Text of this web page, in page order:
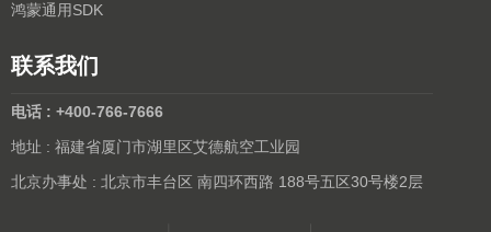
鸿蒙通用SDK
联系我们
电话 : +400-766-7666
地址 : 福建省厦门市湖里区艾德航空工业园
北京办事处 : 北京市丰台区 南四环西路 188号五区30号楼2层